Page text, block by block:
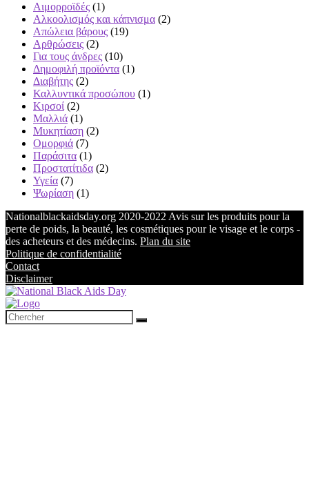
Αιμορροϊδές (1)
Αλκοολισμός και κάπνισμα (2)
Απώλεια βάρους (19)
Αρθρώσεις (2)
Για τους άνδρες (10)
Δημοφιλή προϊόντα (1)
Διαβήτης (2)
Καλλυντικά προσώπου (1)
Κιρσοί (2)
Μαλλιά (1)
Μυκητίαση (2)
Ομορφιά (7)
Παράσιτα (1)
Προστατίτιδα (2)
Υγεία (7)
Ψωρίαση (1)
Nationalblackaidsday.org 2020-2022 Avis sur les produits pour la
perte de poids, la beauté, les cosmétiques pour le visage et le corps -
des acheteurs et des médecins. Plan du site
Politique de confidentialité
Contact
Disclaimer